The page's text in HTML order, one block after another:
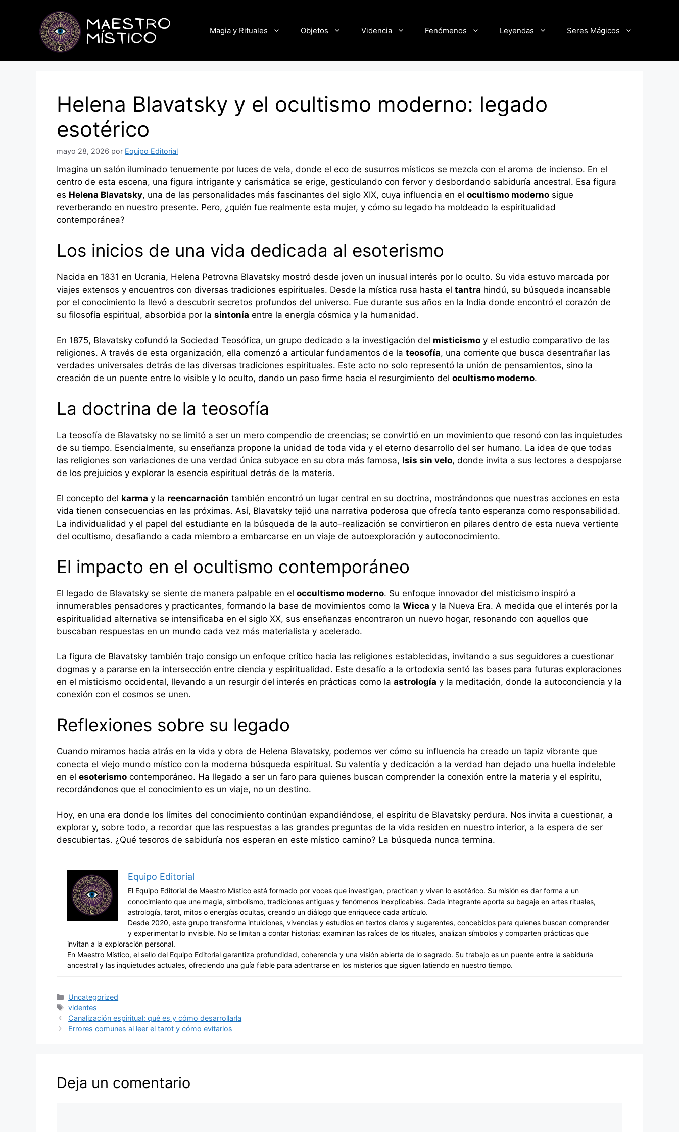
contenido
Magia y Rituales Objetos Videncia Fenómenos Leyendas Seres Mágicos
Helena Blavatsky y el ocultismo moderno: legado
esotérico
mayo 28, 2026 por Equipo Editorial
Imagina un salón iluminado tenuemente por luces de vela, donde el eco de susurros místicos se mezcla con el aroma de incienso. En el
centro de esta escena, una figura intrigante y carismática se erige, gesticulando con fervor y desbordando sabiduría ancestral. Esa figura
es Helena Blavatsky, una de las personalidades más fascinantes del siglo XIX, cuya influencia en el ocultismo moderno sigue
reverberando en nuestro presente. Pero, ¿quién fue realmente esta mujer, y cómo su legado ha moldeado la espiritualidad
contemporánea?
Los inicios de una vida dedicada al esoterismo
Nacida en 1831 en Ucrania, Helena Petrovna Blavatsky mostró desde joven un inusual interés por lo oculto. Su vida estuvo marcada por
viajes extensos y encuentros con diversas tradiciones espirituales. Desde la mística rusa hasta el tantra hindú, su búsqueda incansable
por el conocimiento la llevó a descubrir secretos profundos del universo. Fue durante sus años en la India donde encontró el corazón de
su filosofía espiritual, absorbida por la sintonía entre la energía cósmica y la humanidad.
En 1875, Blavatsky cofundó la Sociedad Teosófica, un grupo dedicado a la investigación del misticismo y el estudio comparativo de las
religiones. A través de esta organización, ella comenzó a articular fundamentos de la teosofía, una corriente que busca desentrañar las
verdades universales detrás de las diversas tradiciones espirituales. Este acto no solo representó la unión de pensamientos, sino la
creación de un puente entre lo visible y lo oculto, dando un paso firme hacia el resurgimiento del ocultismo moderno.
La doctrina de la teosofía
La teosofía de Blavatsky no se limitó a ser un mero compendio de creencias; se convirtió en un movimiento que resonó con las inquietudes
de su tiempo. Esencialmente, su enseñanza propone la unidad de toda vida y el eterno desarrollo del ser humano. La idea de que todas
las religiones son variaciones de una verdad única subyace en su obra más famosa, Isis sin velo, donde invita a sus lectores a despojarse
de los prejuicios y explorar la esencia espiritual detrás de la materia.
El concepto del karma y la reencarnación también encontró un lugar central en su doctrina, mostrándonos que nuestras acciones en esta
vida tienen consecuencias en las próximas. Así, Blavatsky tejió una narrativa poderosa que ofrecía tanto esperanza como responsabilidad.
La individualidad y el papel del estudiante en la búsqueda de la auto-realización se convirtieron en pilares dentro de esta nueva vertiente
del ocultismo, desafiando a cada miembro a embarcarse en un viaje de autoexploración y autoconocimiento.
El impacto en el ocultismo contemporáneo
El legado de Blavatsky se siente de manera palpable en el occultismo moderno. Su enfoque innovador del misticismo inspiró a
innumerables pensadores y practicantes, formando la base de movimientos como la Wicca y la Nueva Era. A medida que el interés por la
espiritualidad alternativa se intensificaba en el siglo XX, sus enseñanzas encontraron un nuevo hogar, resonando con aquellos que
buscaban respuestas en un mundo cada vez más materialista y acelerado.
La figura de Blavatsky también trajo consigo un enfoque crítico hacia las religiones establecidas, invitando a sus seguidores a cuestionar
dogmas y a pararse en la intersección entre ciencia y espiritualidad. Este desafío a la ortodoxia sentó las bases para futuras exploraciones
en el misticismo occidental, llevando a un resurgir del interés en prácticas como la astrología y la meditación, donde la autoconciencia y la
conexión con el cosmos se unen.
Reflexiones sobre su legado
Cuando miramos hacia atrás en la vida y obra de Helena Blavatsky, podemos ver cómo su influencia ha creado un tapiz vibrante que
conecta el viejo mundo místico con la moderna búsqueda espiritual. Su valentía y dedicación a la verdad han dejado una huella indeleble
en el esoterismo contemporáneo. Ha llegado a ser un faro para quienes buscan comprender la conexión entre la materia y el espíritu,
recordándonos que el conocimiento es un viaje, no un destino.
Hoy, en una era donde los límites del conocimiento continúan expandiéndose, el espíritu de Blavatsky perdura. Nos invita a cuestionar, a
explorar y, sobre todo, a recordar que las respuestas a las grandes preguntas de la vida residen en nuestro interior, a la espera de ser
descubiertas. ¿Qué tesoros de sabiduría nos esperan en este místico camino? La búsqueda nunca termina.
Equipo Editorial
El Equipo Editorial de Maestro Místico está formado por voces que investigan, practican y viven lo esotérico. Su misión es dar forma a un
conocimiento que une magia, simbolismo, tradiciones antiguas y fenómenos inexplicables. Cada integrante aporta su bagaje en artes rituales,
astrología, tarot, mitos o energías ocultas, creando un diálogo que enriquece cada artículo.
Desde 2020, este grupo transforma intuiciones, vivencias y estudios en textos claros y sugerentes, concebidos para quienes buscan comprender
y experimentar lo invisible. No se limitan a contar historias: examinan las raíces de los rituales, analizan símbolos y comparten prácticas que
invitan a la exploración personal.
En Maestro Místico, el sello del Equipo Editorial garantiza profundidad, coherencia y una visión abierta de lo sagrado. Su trabajo es un puente entre la sabiduría
ancestral y las inquietudes actuales, ofreciendo una guía fiable para adentrarse en los misterios que siguen latiendo en nuestro tiempo.
Categorías
Uncategorized
Etiquetas
videntes
Canalización espiritual: qué es y cómo desarrollarla
Errores comunes al leer el tarot y cómo evitarlos
Deja un comentario